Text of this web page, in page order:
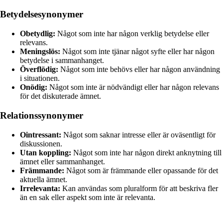
Betydelsesynonymer
Obetydlig: Något som inte har någon verklig betydelse eller
relevans.
Meningslös: Något som inte tjänar något syfte eller har någon
betydelse i sammanhanget.
Överflödig: Något som inte behövs eller har någon användning
i situationen.
Onödig: Något som inte är nödvändigt eller har någon relevans
för det diskuterade ämnet.
Relationssynonymer
Ointressant: Något som saknar intresse eller är oväsentligt för
diskussionen.
Utan koppling: Något som inte har någon direkt anknytning till
ämnet eller sammanhanget.
Främmande: Något som är främmande eller opassande för det
aktuella ämnet.
Irrelevanta: Kan användas som pluralform för att beskriva fler
än en sak eller aspekt som inte är relevanta.